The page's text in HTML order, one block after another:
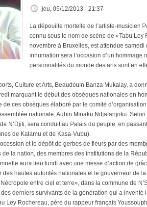
jeu, 05/12/2013 - 21:37
La dépouille mortelle de l’artiste-musicien
connu sous le nom de scène de «Tabu Ley
novembre à Bruxelles, est attendue
inhumation sera l’occasion d’un
personnalités du monde des arts sont en
Culture et Arts, Beaudouin Banza Mukalay, a
marquant le début des obsèques nationales en
de ces obsèques élaboré par le comité
nationale, Aubin Minaku Ndjalanjoku.
N’Djili, sera conduit au Palais du peuple, en
de Kalamu et de Kasa-Vubu).
et le dépôt de gerbes de fleurs par des
de la nation, des membres des institutions de la
aura lieu lundi avec une messe d’action de
des hautes autorités nationales et le gouverneur de
entre ciel et terre», dans la commune de
des derniers survivants de la génération qui a
Ley Rochereau, père du rappeur français